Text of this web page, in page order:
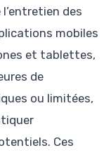
des
mobiles
et tablettes,
de
ou limitées,
Ces